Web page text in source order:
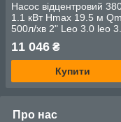
Насос відцентровий
1.1 кВт Hmax 19.5 м
500л/хв 2" Leo 3.0 leo
11 046 ₴
Купити
Про нас